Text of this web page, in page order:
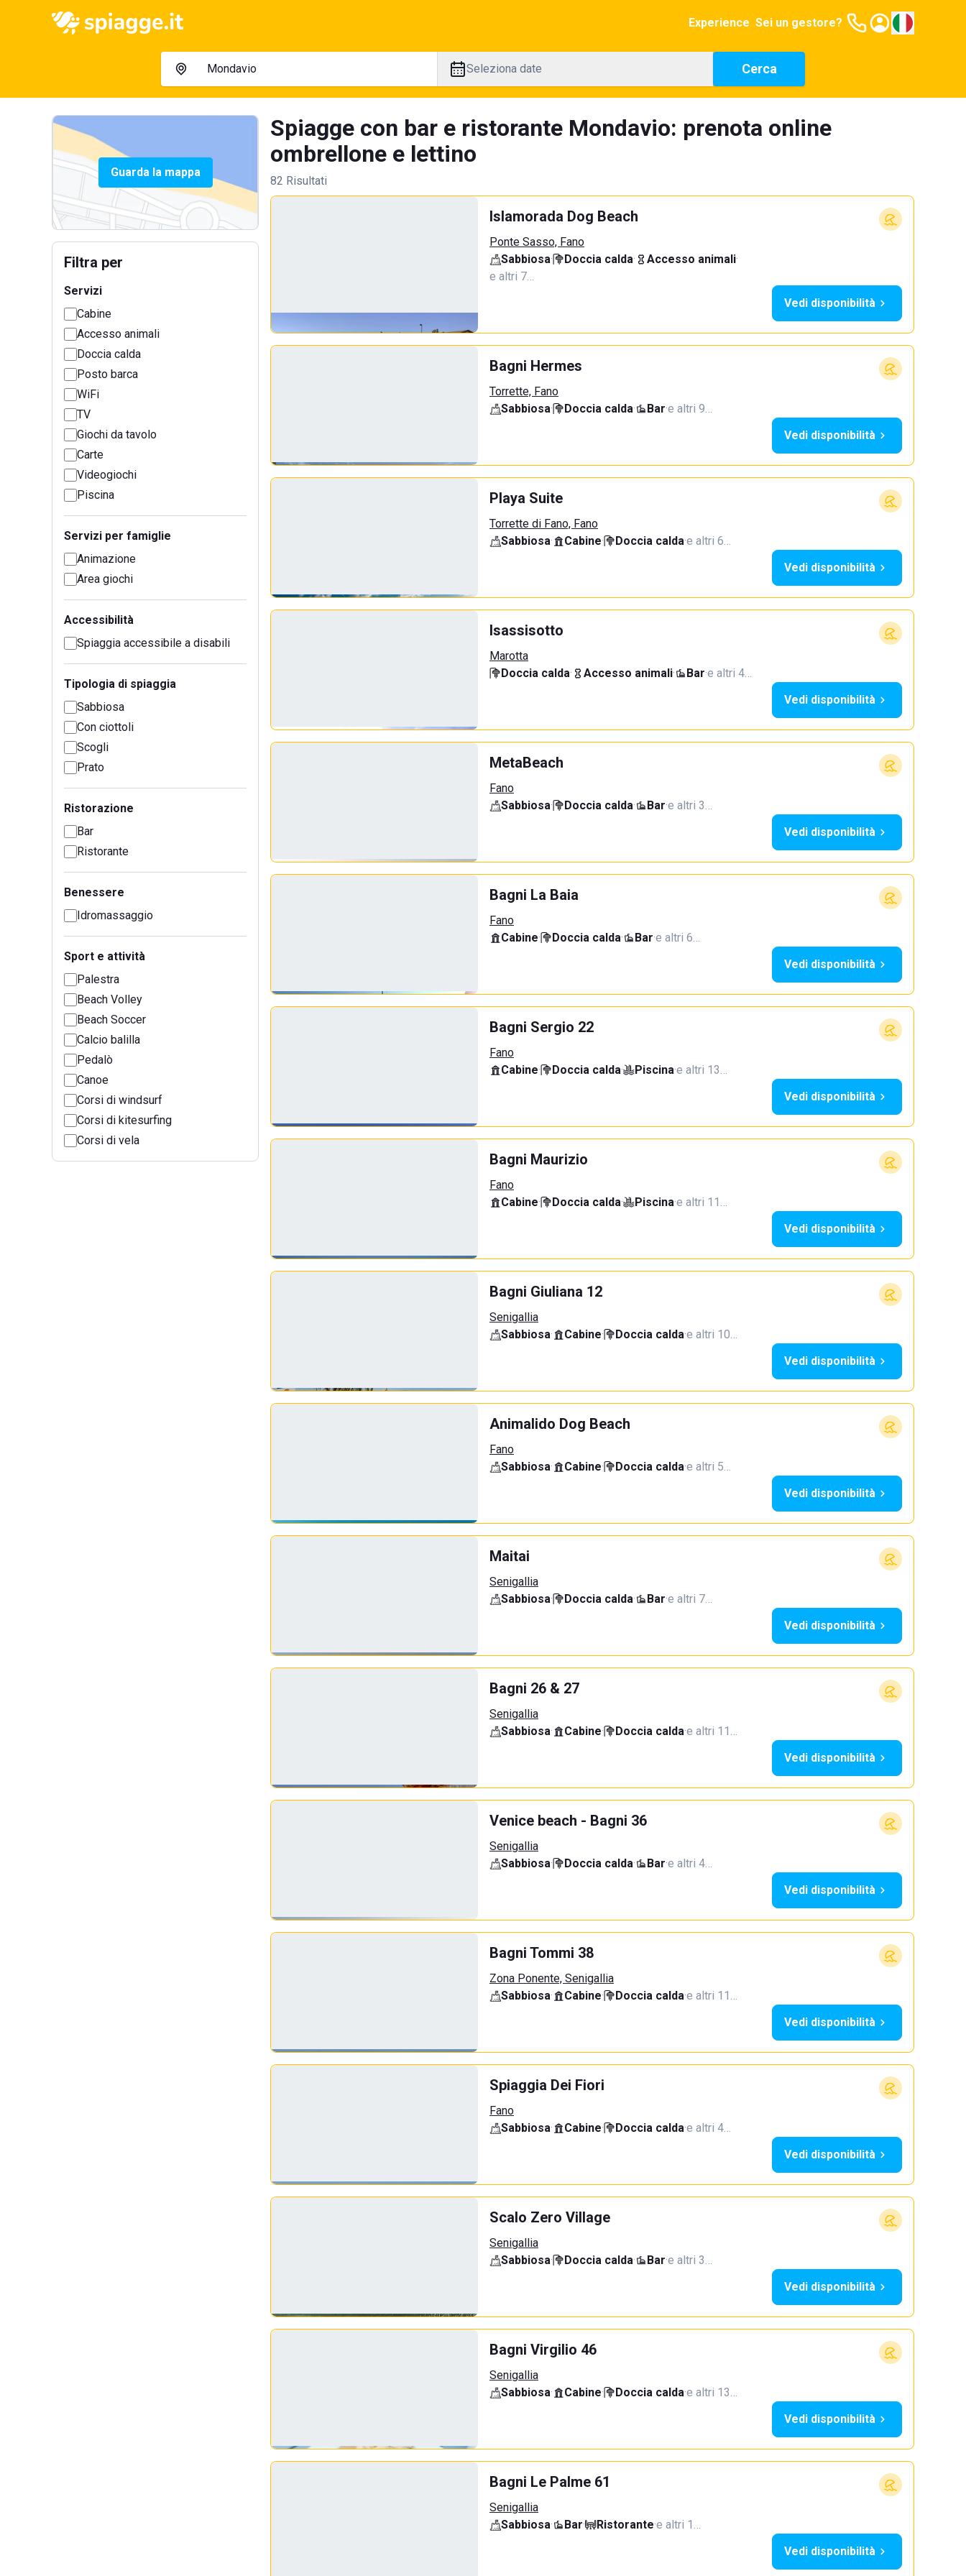
Experience Sei un gestore?
Seleziona date Cerca
Guarda la mappa
Filtra per
Servizi
Cabine
Accesso animali
Doccia calda
Posto barca
WiFi
TV
Giochi da tavolo
Carte
Videogiochi
Piscina
Servizi per famiglie
Animazione
Area giochi
Accessibilità
Spiaggia accessibile a disabili
Tipologia di spiaggia
Sabbiosa
Con ciottoli
Scogli
Prato
Ristorazione
Bar
Ristorante
Benessere
Idromassaggio
Sport e attività
Palestra
Beach Volley
Beach Soccer
Calcio balilla
Pedalò
Canoe
Corsi di windsurf
Corsi di kitesurfing
Corsi di vela
Spiagge con bar e ristorante Mondavio: prenota online
ombrellone e lettino
82 Risultati
Islamorada Dog Beach
Ponte Sasso, Fano
Sabbiosa· Doccia calda· Accesso animali·
e altri 7…
Vedi disponibilità
Bagni Hermes
Torrette, Fano
Sabbiosa· Doccia calda· Bar·e altri 9…
Vedi disponibilità
Playa Suite
Torrette di Fano, Fano
Sabbiosa· Cabine· Doccia calda·e altri 6…
Vedi disponibilità
Isassisotto
Marotta
Doccia calda· Accesso animali· Bar·e altri 4…
Vedi disponibilità
MetaBeach
Fano
Sabbiosa· Doccia calda· Bar·e altri 3…
Vedi disponibilità
Bagni La Baia
Fano
Cabine· Doccia calda· Bar·e altri 6…
Vedi disponibilità
Bagni Sergio 22
Fano
Cabine· Doccia calda· Piscina·e altri 13…
Vedi disponibilità
Bagni Maurizio
Fano
Cabine· Doccia calda· Piscina·e altri 11…
Vedi disponibilità
Bagni Giuliana 12
Senigallia
Sabbiosa· Cabine· Doccia calda·e altri 10…
Vedi disponibilità
Animalido Dog Beach
Fano
Sabbiosa· Cabine· Doccia calda·e altri 5…
Vedi disponibilità
Maitai
Senigallia
Sabbiosa· Doccia calda· Bar·e altri 7…
Vedi disponibilità
Bagni 26 & 27
Senigallia
Sabbiosa· Cabine· Doccia calda·e altri 11…
Vedi disponibilità
Venice beach - Bagni 36
Senigallia
Sabbiosa· Doccia calda· Bar·e altri 4…
Vedi disponibilità
Bagni Tommi 38
Zona Ponente, Senigallia
Sabbiosa· Cabine· Doccia calda·e altri 11…
Vedi disponibilità
Spiaggia Dei Fiori
Fano
Sabbiosa· Cabine· Doccia calda·e altri 4…
Vedi disponibilità
Scalo Zero Village
Senigallia
Sabbiosa· Doccia calda· Bar·e altri 3…
Vedi disponibilità
Bagni Virgilio 46
Senigallia
Sabbiosa· Cabine· Doccia calda·e altri 13…
Vedi disponibilità
Bagni Le Palme 61
Senigallia
Sabbiosa· Bar· Ristorante·e altri 1…
Vedi disponibilità